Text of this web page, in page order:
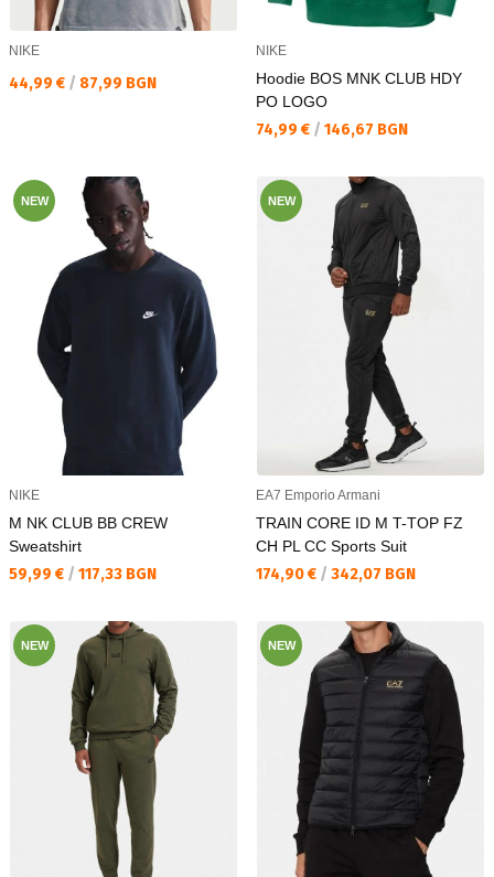
NIKE
Текуща цена:
44,99 € / 87,99 BGN
NIKE
Hoodie BOS MNK CLUB HDY
PO LOGO
Текуща цена:
74,99 € / 146,67 BGN
NEW
NIKE
M NK CLUB BB CREW
Sweatshirt
Текуща цена:
59,99 € / 117,33 BGN
NEW
EA7 Emporio Armani
TRAIN CORE ID M T-TOP FZ
CH PL CC Sports Suit
Текуща цена:
174,90 € / 342,07 BGN
NEW NEW